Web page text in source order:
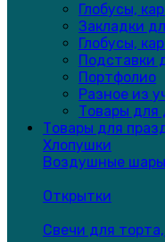
Глобусы,
Закладки
Глобусы,
Подставки
Портфолио
Разное из
Товары для
Товары для
Хлопушки
Воздушные шары
Открытки
Свечи для